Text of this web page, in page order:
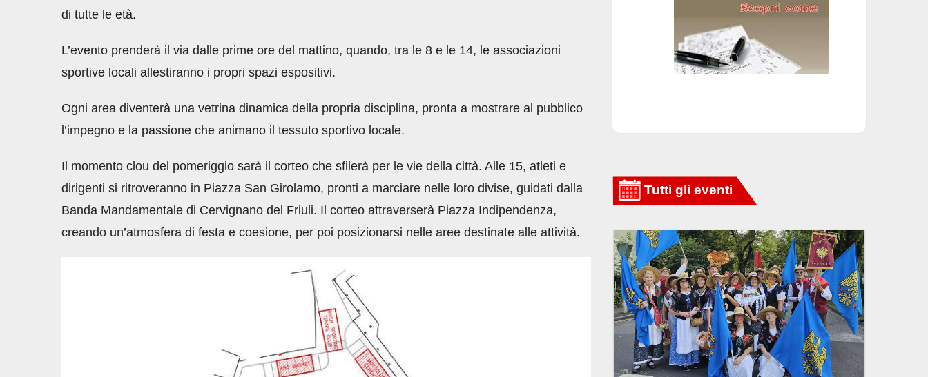
di tutte le età.
L’evento prenderà il via dalle prime ore del mattino, quando, tra le 8 e le 14, le associazioni
sportive locali allestiranno i propri spazi espositivi.
Ogni area diventerà una vetrina dinamica della propria disciplina, pronta a mostrare al pubblico
l’impegno e la passione che animano il tessuto sportivo locale.
Il momento clou del pomeriggio sarà il corteo che sfilerà per le vie della città. Alle 15, atleti e
dirigenti si ritroveranno in Piazza San Girolamo, pronti a marciare nelle loro divise, guidati dalla
Banda Mandamentale di Cervignano del Friuli. Il corteo attraverserà Piazza Indipendenza,
creando un’atmosfera di festa e coesione, per poi posizionarsi nelle aree destinate alle attività.